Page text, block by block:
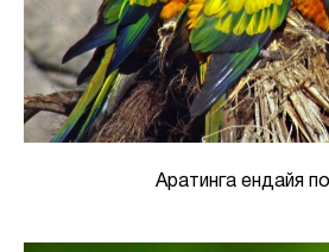
Аратинга ендайя